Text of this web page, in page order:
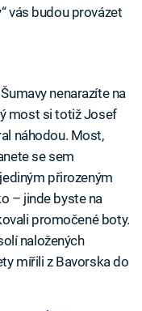
vás budou provázet
nenarazíte na
most si totiž Josef
náhodou. Most,
se sem
přirozeným
– jinde byste na
promočené boty.
naložených
mířili z Bavorska do